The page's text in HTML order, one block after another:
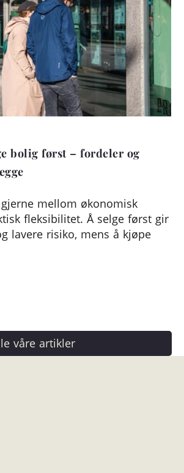
bolig først – fordeler og
mellom økonomisk
fleksibilitet. Å selge først gir
lavere risiko, mens å kjøpe
våre artikler